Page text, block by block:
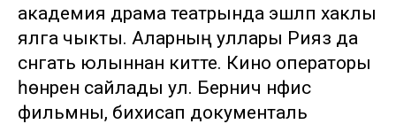
академия драма театрында эшләп хаклы
ялга чыкты. Аларның уллары Рияз да
сәнгать юлыннан китте. Кино операторы
һөнәрен сайлады ул. Берничә нәфис
фильмны, бихисап документаль